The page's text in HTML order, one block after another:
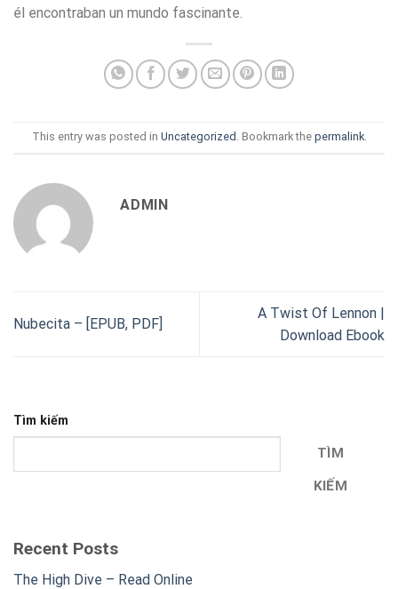
él encontraban un mundo fascinante.
This entry was posted in Uncategorized . Bookmark the permalink.
ADMIN
Nubecita – [EPUB, PDF]
A Twist Of Lennon |
Download Ebook
Tìm kiếm
TÌM
KIẾM
Recent Posts
The High Dive – Read Online